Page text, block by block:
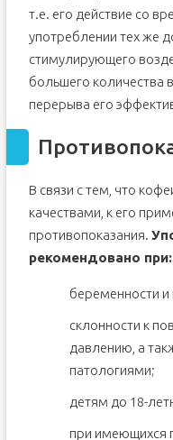
т.е. его действие со
употреблении тех же
стимулирующего
большего количества
перерыва его
В связи с тем, что
качествами, к его
противопоказания.
рекомендовано при:
беременности
склонности к
давлению, а
патологиями;
детям до 18-
при имеющихся